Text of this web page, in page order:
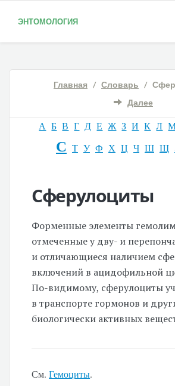
ЭНТОМОЛОГИЯ
Главная / Словарь /
Далее
А Б В Г Д Е Ж З И К Л
С Т У Ф Х Ц Ч Ш Щ
Сферулоциты
Форменные элементы
отмеченные у дву- и
и отличающиеся наличием
включений в ацидофильной
По-видимому, сферулоциты
в транспорте гормонов и
биологически активных
См.Гемоциты.